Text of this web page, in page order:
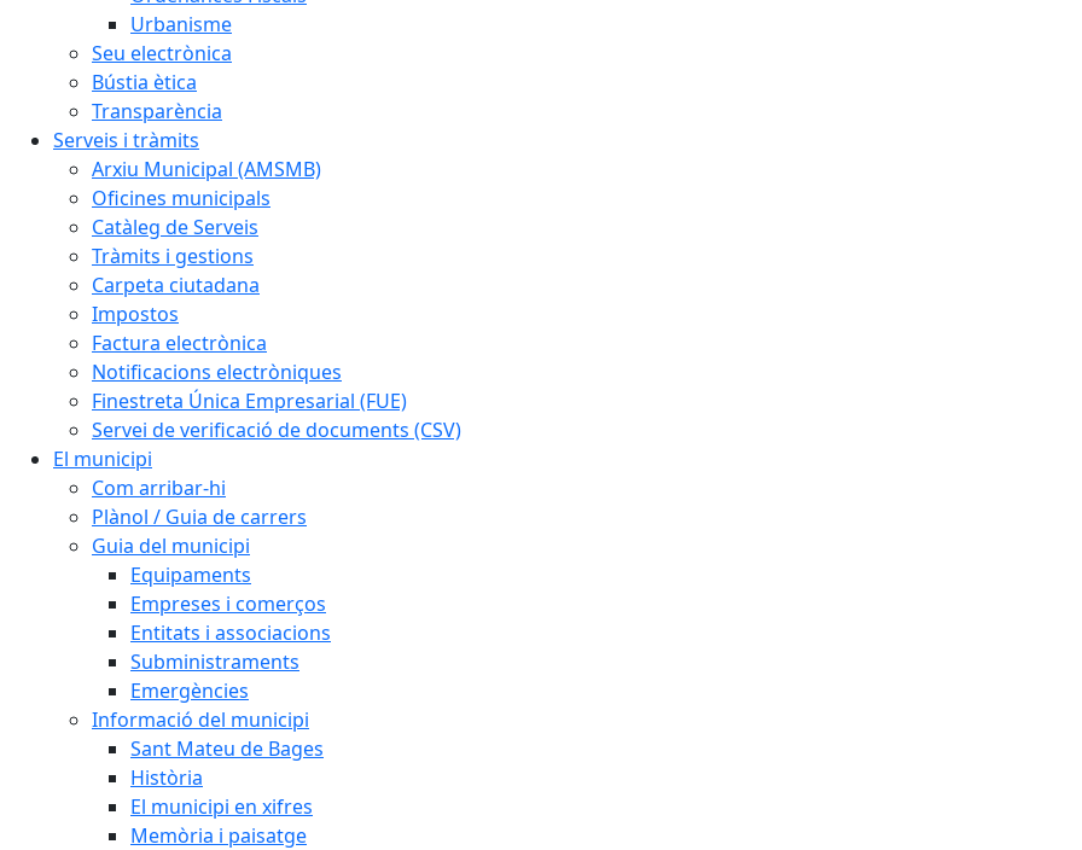
Urbanisme
Seu electrònica
Bústia ètica
Transparència
Serveis i tràmits
Arxiu Municipal (AMSMB)
Oficines municipals
Catàleg de Serveis
Tràmits i gestions
Carpeta ciutadana
Impostos
Factura electrònica
Notificacions electròniques
Finestreta Única Empresarial (FUE)
Servei de verificació de documents (CSV)
El municipi
Com arribar-hi
Plànol / Guia de carrers
Guia del municipi
Equipaments
Empreses i comerços
Entitats i associacions
Subministraments
Emergències
Informació del municipi
Sant Mateu de Bages
Història
El municipi en xifres
Memòria i paisatge